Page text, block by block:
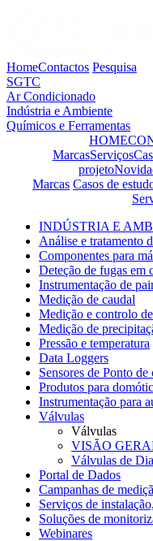
HomeContactos Pesquisa
SGTC
Ar Condicionado
Indústria e Ambiente
Químicos e Ferramentas
HOME
MarcasServiços
projeto
Marcas Casos de
INDÚSTRIA E
Análise e tratamento
Componentes para
Deteção de fugas em
Instrumentação de
Medição de caudal
Medição e controlo
Medição de
Pressão e temperatura
Data Loggers
Sensores de Ponto
Produtos para
Instrumentação para
Válvulas
Válvulas
VISÃO
Válvulas de
Portal de Dados
Campanhas de
Serviços de
Soluções de
Webinares